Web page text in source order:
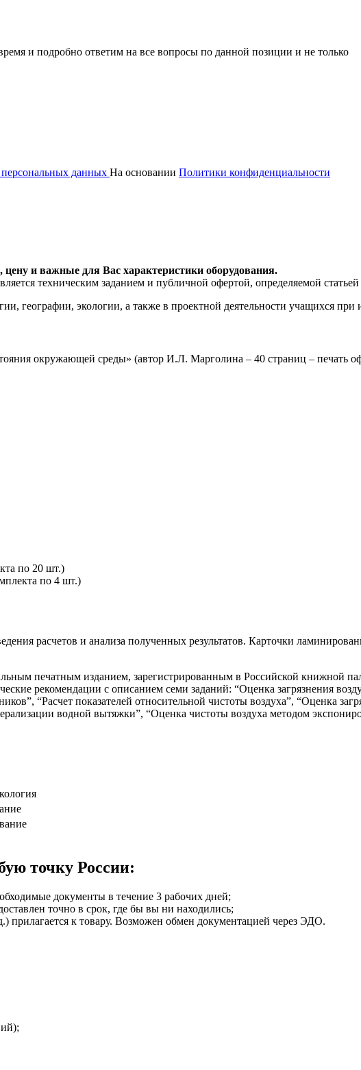
и подробно ответим на все вопросы по данной позиции и не только
персональных данных На основании Политики конфиденциальности
и важные для Вас характеристики оборудования.
техническим заданием и публичной офертой, определяемой
географии, экологии, а также в проектной деятельности учащихся
окружающей среды» (автор И.Л. Марголина – 40 страниц – печать
по 20 шт.)
по 4 шт.)
расчетов и анализа полученных результатов. Карточки
печатным изданием, зарегистрированным в Российской книжной
рекомендации с описанием семи заданий: “Оценка загрязнения
“Расчет показателей относительной чистоты воздуха”, “Оценка
водной вытяжки”, “Оценка чистоты воздуха методом
точку России:
документы в течение 3 рабочих дней;
точно в срок, где бы вы ни находились;
прилагается к товару. Возможен обмен документацией через ЭДО.